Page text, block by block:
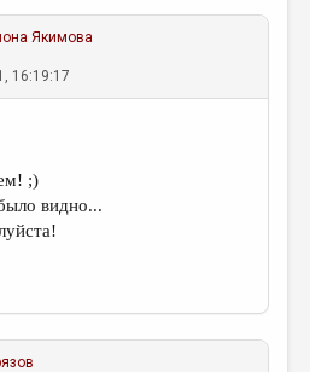
Якимова
16:19:17
;)
видно...